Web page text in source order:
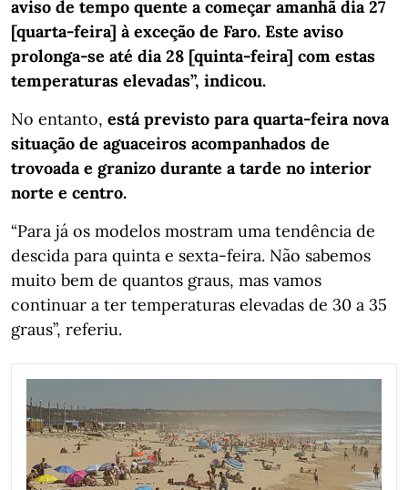
aviso de tempo quente a começar amanhã dia 27
[quarta-feira] à exceção de Faro. Este aviso
prolonga-se até dia 28 [quinta-feira] com estas
temperaturas elevadas”, indicou.
No entanto, está previsto para quarta-feira nova
situação de aguaceiros acompanhados de
trovoada e granizo durante a tarde no interior
norte e centro.
“Para já os modelos mostram uma tendência de
descida para quinta e sexta-feira. Não sabemos
muito bem de quantos graus, mas vamos
continuar a ter temperaturas elevadas de 30 a 35
graus”, referiu.